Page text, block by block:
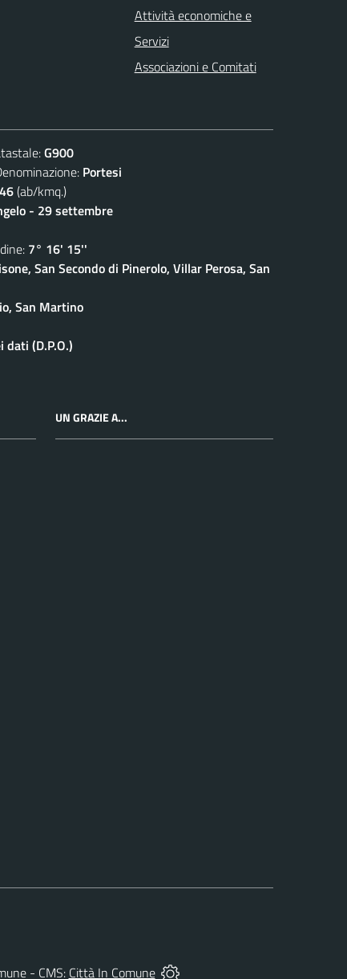
Attività economiche e
Servizi
Associazioni e Comitati
G900
Portesi
(ab/kmq.)
- 29 settembre
7° 16' 15''
San Secondo di Pinerolo, Villar Perosa, San
San Martino
(D.P.O.)
UN GRAZIE A...
- CMS: Città In Comune